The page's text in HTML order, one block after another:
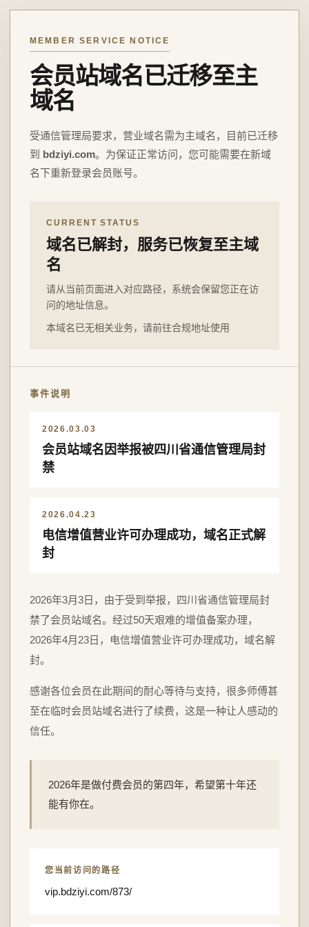
MEMBER SERVICE NOTICE
会员站域名已迁移至主
域名
受通信管理局要求，营业域名需为主域名，目前已迁移
到 bdziyi.com。为保证正常访问，您可能需要在新域
名下重新登录会员账号。
CURRENT STATUS
域名已解封，服务已恢复至主域
名
请从当前页面进入对应路径，系统会保留您正在访
问的地址信息。
本域名已无相关业务，请前往合规地址使用
事件说明
2026.03.03
会员站域名因举报被四川省通信管理局封
禁
2026.04.23
电信增值营业许可办理成功，域名正式解
封
2026年3月3日，由于受到举报，四川省通信管理局封
禁了会员站域名。经过50天艰难的增值备案办理，
2026年4月23日，电信增值营业许可办理成功，域名解
封。
感谢各位会员在此期间的耐心等待与支持，很多师傅甚
至在临时会员站域名进行了续费，这是一种让人感动的
信任。
2026年是做付费会员的第四年，希望第十年还
能有你在。
您当前访问的路径
vip.bdziyi.com/873/